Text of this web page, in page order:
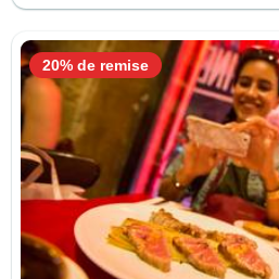
20% de remise